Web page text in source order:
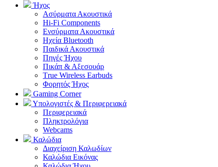
Ήχος
Ασύρματα Ακουστικά
Hi-Fi Components
Ενσύρματα Ακουστικά
Ηχεία Bluetooth
Παιδικά Ακουστικά
Πηγές Ήχου
Πικάπ & Αξεσουάρ
Τrue Wireless Earbuds
Φορητός Ήχος
Gaming Corner
Υπολογιστές & Περιφερειακά
Περιφερειακά
Πληκτρολόγια
Webcams
Καλώδια
Διαχείριση Καλωδίων
Καλώδια Εικόνας